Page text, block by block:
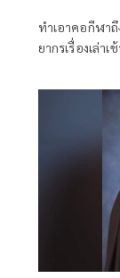
ทำเอาคอกีฬา
ยากรเรื่องเล่าเช้านี้ ทางช่อง
ผ่านช่องทางโซ
เรื่องเล่าเช้า